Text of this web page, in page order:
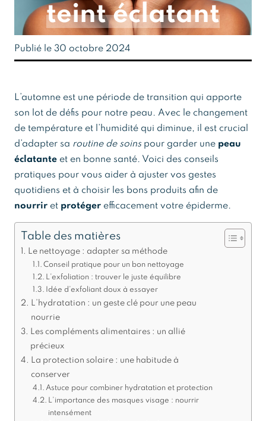
teint éclatant
Publié le 30 octobre 2024
L’automne est une période de transition qui apporte
son lot de défis pour notre peau. Avec le changement
de température et l’humidité qui diminue, il est crucial
d’adapter sa routine de soins pour garder une peau
éclatante et en bonne santé. Voici des conseils
pratiques pour vous aider à ajuster vos gestes
quotidiens et à choisir les bons produits afin de
nourrir et protéger efficacement votre épiderme.
Table des matières
Le nettoyage : adapter sa méthode
Conseil pratique pour un bon nettoyage
L’exfoliation : trouver le juste équilibre
Idée d’exfoliant doux à essayer
L’hydratation : un geste clé pour une peau
nourrie
Les compléments alimentaires : un allié
précieux
La protection solaire : une habitude à
conserver
Astuce pour combiner hydratation et protection
L’importance des masques visage : nourrir
intensément